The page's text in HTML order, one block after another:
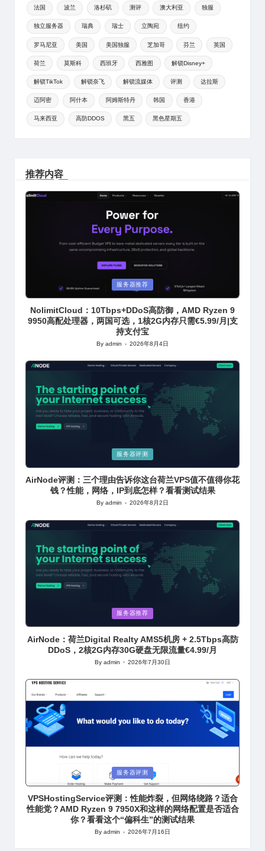
法国 波兰 洛杉矶 测评 澳大利亚 独服
独立服务器 瑞典 瑞士 立陶宛 纽约
罗马尼亚 美国 美国独服 芝加哥 芬兰 英国
荷兰 莫斯科 西班牙 西雅图 解锁Disney+
解锁TikTok 解锁奈飞 解锁流媒体 评测 达拉斯
迈阿密 阿什本 阿姆斯特丹 韩国 香港
马来西亚 高防DDOS 黑五 黑色星期五
推荐内容
Posted
in
服务器推荐
NolimitCloud：10Tbps+DDoS高防御，AMD Ryzen 9
9950高配处理器，两国可选，1核2G内存只需€5.99/月|支
持支付宝
Posted
Byadmin 2026年8月4日
in
服务器评测
AirNode评测：三个理由告诉你这台荷兰VPS值不值得你花
钱？性能，网络，IP到底怎样？看看测试结果
Posted
Byadmin 2026年8月2日
in
服务器推荐
AirNode：荷兰Digital Realty AMS5机房 + 2.5Tbps高防
DDoS，2核2G内存30G硬盘无限流量€4.99/月
Posted
Byadmin 2026年7月30日
in
服务器评测
VPSHostingService评测：性能炸裂，但网络绕路？适合
性能党？AMD Ryzen 9 7950X和这样的网络配置是否适合
你？看看这个“偏科生”的测试结果
Posted
Byadmin 2026年7月16日